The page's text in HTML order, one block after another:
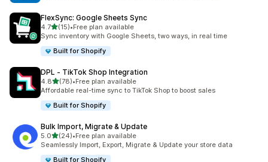
FlexSync: Google Sheets Sync
4.7เต็ม 5 ดาว
(15)
ทั้งหมด 15 รีวิว
•Free plan available
Sync inventory with Google Sheets, two ways, in real time
Built for Shopify
DPL ‑ TikTok Shop Integration
4.8เต็ม 5 ดาว
(78)
ทั้งหมด 78 รีวิว
•Free plan available
Affordable real-time sync to TikTok Shop to boost sales
Built for Shopify
Bulk Import, Migrate & Update
5.0เต็ม 5 ดาว
(24)
ทั้งหมด 24 รีวิว
•Free plan available
Seamlessly Import, Export, Migrate & Update your store data
Built for Shopify